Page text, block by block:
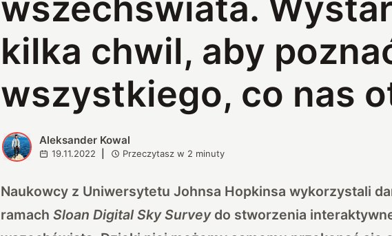
kilka chwil, aby
wszystkiego, co nas
A Aleksander Kowal
19.11.2022 Przeczytasz w 2 minuty
Naukowcy z Uniwersytetu Johnsa Hopkinsa wykorzystali
ramach Sloan Digital Sky Survey do stworzenia